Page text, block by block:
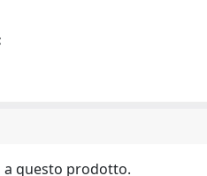
a questo prodotto.